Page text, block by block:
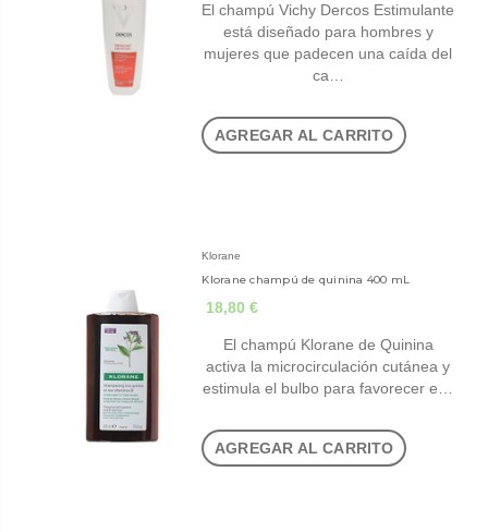
El champú Vichy Dercos Estimulante
está diseñado para hombres y
mujeres que padecen una caída del
ca…
AGREGAR AL CARRITO
Klorane
Klorane champú de quinina 400 mL
18,80 €
El champú Klorane de Quinina
activa la microcirculación cutánea y
estimula el bulbo para favorecer e…
AGREGAR AL CARRITO